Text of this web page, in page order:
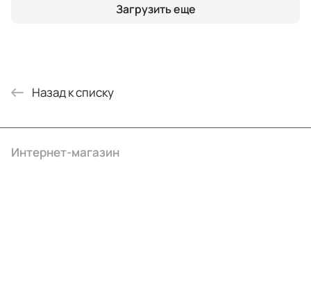
Загрузить еще
Назад к списку
Интернет-магазин